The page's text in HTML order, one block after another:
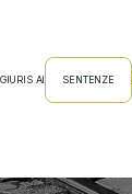
GIURIS AI SENTENZE